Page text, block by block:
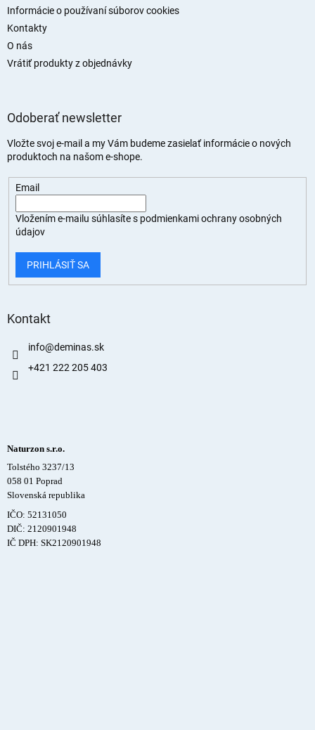
Informácie o používaní súborov cookies
Kontakty
O nás
Vrátiť produkty z objednávky
Odoberať newsletter
Vložte svoj e-mail a my Vám budeme zasielať informácie o nových
produktoch na našom e-shope.
Email
Vložením e-mailu súhlasíte s podmienkami ochrany osobných
údajov
PRIHLÁSIŤ SA
Kontakt
info@deminas.sk
+421 222 205 403
Naturzon s.r.o.
Tolstého 3237/13
058 01 Poprad
Slovenská republika
IČO: 52131050
DIČ: 2120901948
IČ DPH: SK2120901948